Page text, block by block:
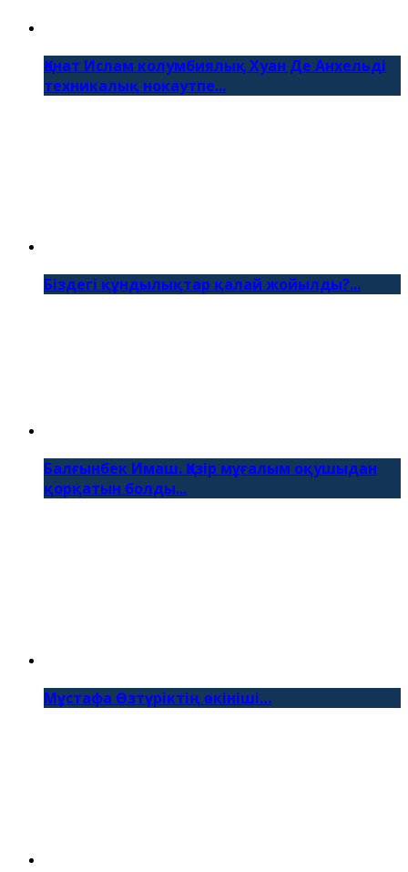
Қанат Ислам колумбиялық Хуан Де Анхельді
техникалық нокаутпе...
Біздегі құндылықтар қалай жойылды?...
Балғынбек Имаш. Қазір мұғалым оқушыдан
қорқатын болды...
Мұстафа Өзтүріктің өкініші…